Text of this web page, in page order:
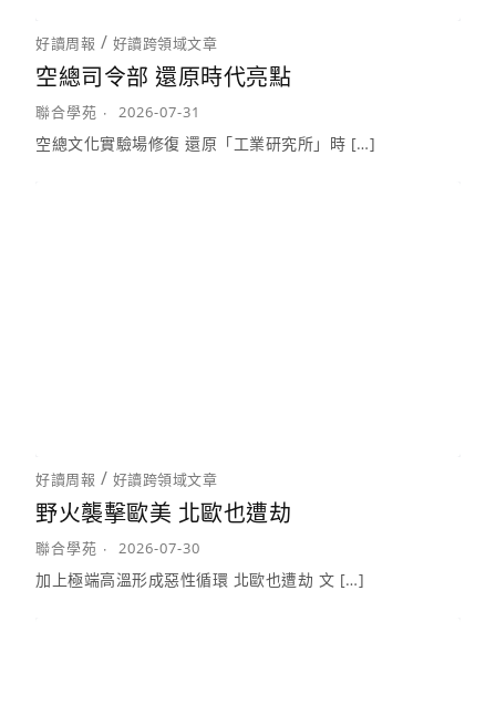
好讀周報 / 好讀跨領域文章
空總司令部 還原時代亮點
聯合學苑 2026-07-31
空總文化實驗場修復 還原「工業研究所」時 […]
好讀周報 / 好讀跨領域文章
野火襲擊歐美 北歐也遭劫
聯合學苑 2026-07-30
加上極端高溫形成惡性循環 北歐也遭劫 文 […]